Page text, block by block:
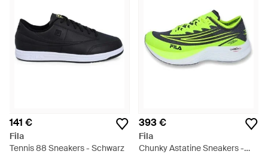
141 €
Fila
Tennis 88 Sneakers - Schwarz
393 €
Fila
Chunky Astatine Sneakers -